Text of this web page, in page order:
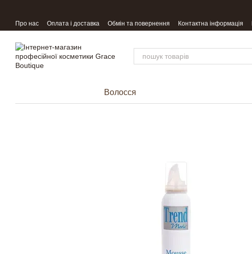
Про нас Оплата і доставка Обмін та повернення Контактна інформація
Волосся